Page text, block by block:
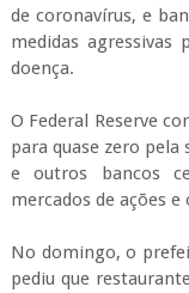
de coronavírus, e
medidas
doença.
O Federal Reserve
para quase zero pela
e outros bancos
mercados de ações
No domingo, o
pediu que